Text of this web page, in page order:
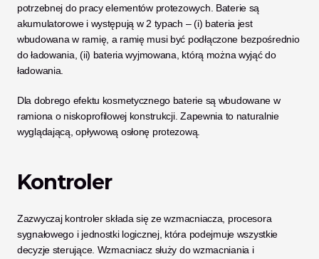
potrzebnej do pracy elementów protezowych. Baterie są
akumulatorowe i występują w 2 typach – (i) bateria jest
wbudowana w ramię, a ramię musi być podłączone bezpośrednio
do ładowania, (ii) bateria wyjmowana, którą można wyjąć do
ładowania.
Dla dobrego efektu kosmetycznego baterie są wbudowane w
ramiona o niskoprofilowej konstrukcji. Zapewnia to naturalnie
wyglądającą, opływową osłonę protezową.
Kontroler
Zazwyczaj kontroler składa się ze wzmacniacza, procesora
sygnałowego i jednostki logicznej, która podejmuje wszystkie
decyzje sterujące. Wzmacniacz służy do wzmacniania i